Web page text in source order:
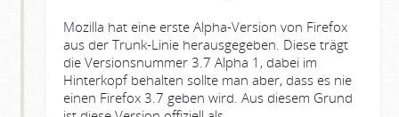
Mozilla hat eine erste Alpha-Version von Firefox
aus der Trunk-Linie herausgegeben. Diese trägt
die Versionsnummer 3.7 Alpha 1, dabei im
Hinterkopf behalten sollte man aber, dass es nie
einen Firefox 3.7 geben wird. Aus diesem Grund